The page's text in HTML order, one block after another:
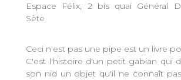
Espace Félix, 2 bis quai Général
Sète
Ceci n'est pas une pipe est un livre
C'est l'histoire d'un petit gabian qui
son nid un objet qu'il ne connaît